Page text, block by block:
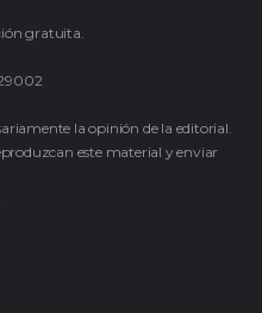
gratuita.
la opinión de la editorial.
este material y enviar